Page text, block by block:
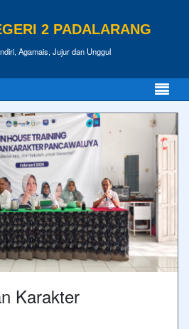
2 PADALARANG
Agamais, Jujur dan Unggul
Karakter